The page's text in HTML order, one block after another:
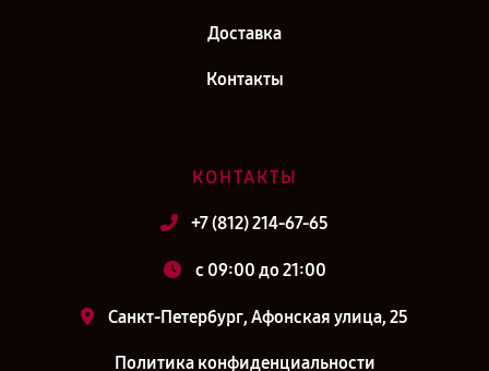
Доставка
Контакты
КОНТАКТЫ
+7 (812) 214-67-65
c 09:00 до 21:00
Санкт-Петербург, Афонская улица, 25
Политика конфиденциальности